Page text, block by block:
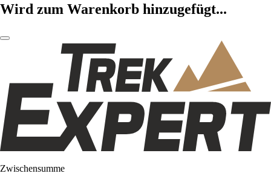
Wird zum Warenkorb hinzugefügt...
Zwischensumme